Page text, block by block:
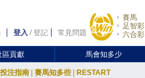
登入 /登記 常見問題
賽馬
足智彩
六合彩
區貢獻 馬會知多少
投注指南 賽馬知多些 RESTART